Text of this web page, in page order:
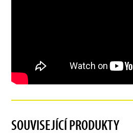
SOUVISEJÍCÍ PRODUKTY